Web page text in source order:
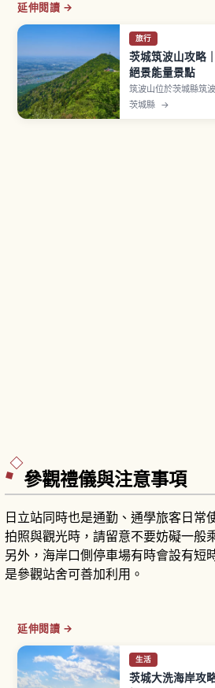
延伸閱讀 →
旅行
茨城筑波山攻略
絕景能量景點
筑波山位於茨城縣筑
百名山中最低的一座
茨城縣 →
參觀禮儀與注意事項
日立站同時也是通勤、通學旅客日常
拍照與觀光時，請留意不要妨礙一般
另外，海岸口側停車場有時會設有短
是參觀站舍可善加利用。
延伸閱讀 →
生活
茨城大洗海岸攻